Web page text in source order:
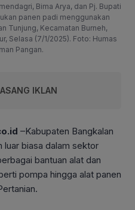
Bima Arya, dan Pj. Bupati
panen padi menggunakan
Tunjung, Kecamatan Burneh,
Selasa (7/1/2025). Foto: Humas
Pangan.
IKLAN
–Kabupaten Bangkalan
luar biasa dalam sektor
bantuan alat dan
pompa hingga alat panen